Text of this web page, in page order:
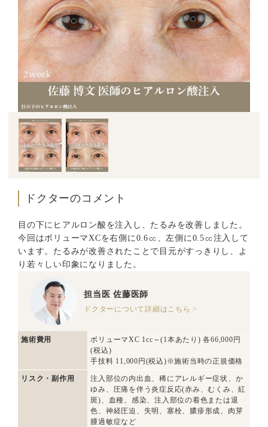
ドクターのコメント
目の下にヒアルロン酸を注入し、たるみを改善しました。
今回はボリューマXCを右側に0.6㏄、左側に0.5㏄注入して
います。たるみが改善されたことで目元がすっきりし、よ
り若々しい印象になりました。
担当医 佐藤医師
ドクターについて詳細はこちら >
施術費用
ボリューマXC 1cc～(1本あたり) 各66,000円
(税込)
手技料 11,000円(税込)※施術当時の正規価格
リスク・副作用
注入部位の内出血、稀にアレルギー症状、か
ゆみ、圧痛を伴う炎症反応(赤み、むくみ、紅
斑)、血種、感染、注入部位の着色または退
色、神経圧迫、失明、塞栓、膿疹形成、肉芽
腫過敏症など